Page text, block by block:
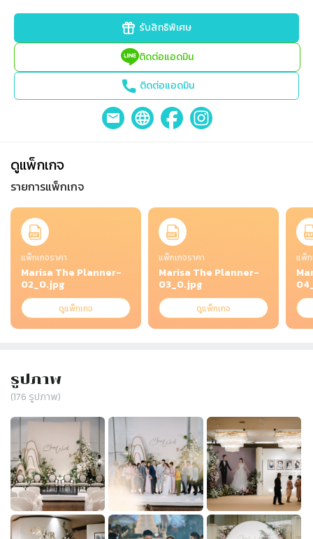
รับสิทธิพิเศษ
ติดต่อแอดมิน
ติดต่อแอดมิน
ดูแพ็กเกจ
รายการแพ็กเกจ
Slide 1 of 5
แพ็กเกจราคา
Marisa The Planner-
02_0.jpg
ดูแพ็กเกจ
แพ็กเกจราคา
Marisa The Planner-
03_0.jpg
ดูแพ็กเกจ
แพ็ก
รูปภาพ
(176 รูปภาพ)